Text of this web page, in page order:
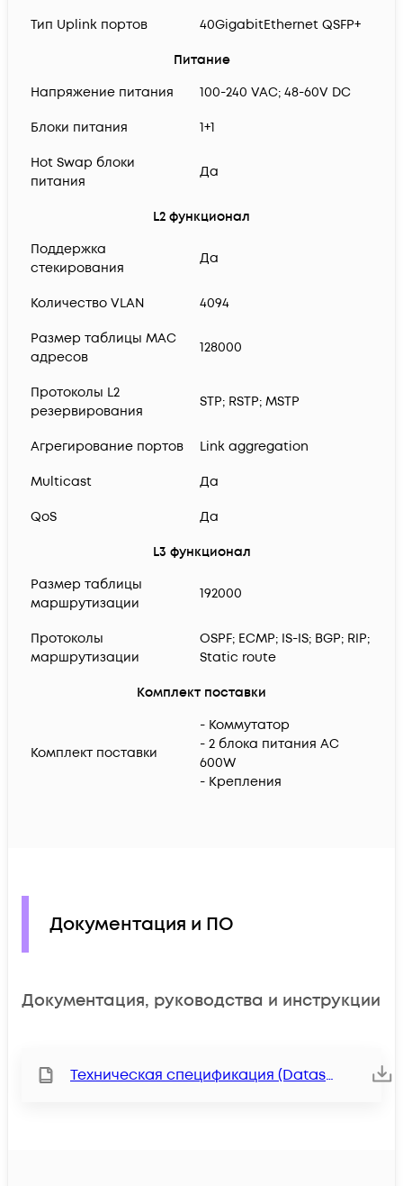
Тип Uplink портов 40GigabitEthernet QSFP+
Питание
Напряжение питания
100-240 VAC; 48-60V DC
Блоки питания 1+1
Hot Swap блоки
питания
Да
L2 функционал
Поддержка
стекирования
Да
Количество VLAN 4094
Размер таблицы MAC
адресов
128000
Протоколы L2
резервирования
STP; RSTP; MSTP
Агрегирование портов Link aggregation
Multicast Да
QoS Да
L3 функционал
Размер таблицы
маршрутизации
192000
Протоколы
маршрутизации
OSPF; ECMP; IS-IS; BGP; RIP;
Static route
Комплект поставки
Комплект поставки
- Коммутатор
- 2 блока питания AC
600W
- Крепления
Документация и ПО
Документация, руководства и инструкции
Техническая спецификация (Datasheet)